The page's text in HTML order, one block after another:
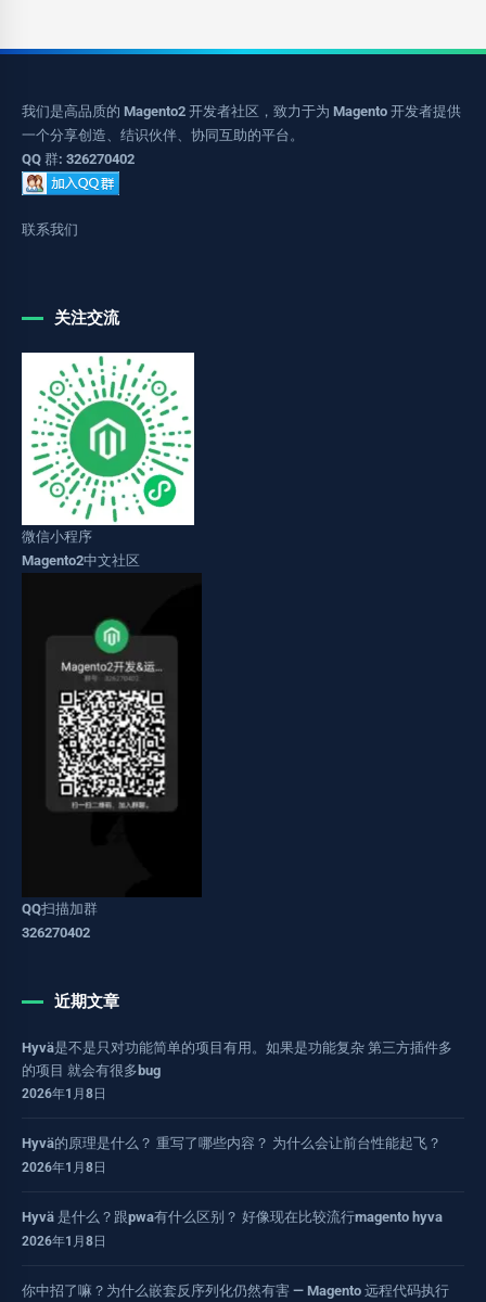
我们是高品质的 Magento2 开发者社区，致力于为 Magento 开发者提供
一个分享创造、结识伙伴、协同互助的平台。
QQ 群: 326270402
联系我们
关注交流
微信小程序
Magento2中文社区
QQ扫描加群
326270402
近期文章
Hyvä是不是只对功能简单的项目有用。如果是功能复杂 第三方插件多
的项目 就会有很多bug
2026年1月8日
Hyvä的原理是什么？ 重写了哪些内容？ 为什么会让前台性能起飞？
2026年1月8日
Hyvä 是什么？跟pwa有什么区别？ 好像现在比较流行magento hyva
2026年1月8日
你中招了嘛？为什么嵌套反序列化仍然有害 — Magento 远程代码执行